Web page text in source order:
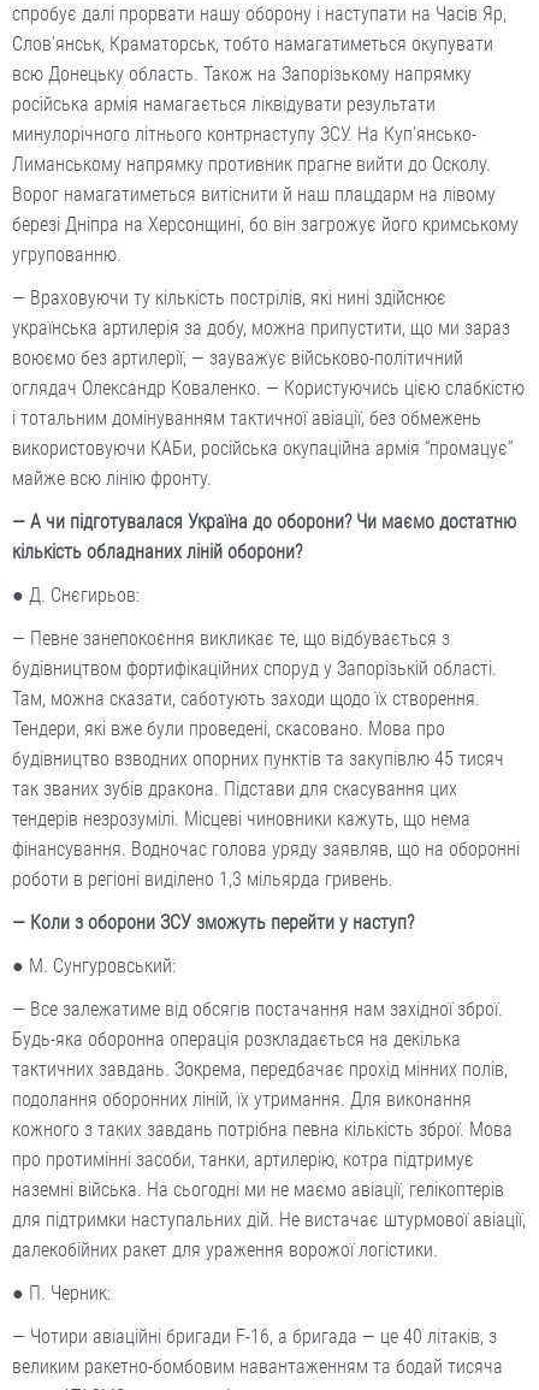
спробує далі прорвати нашу оборону і наступати на Часів Яр,
Слов’янськ, Краматорськ, тобто намагатиметься окупувати
всю Донецьку область. Також на Запорізькому напрямку
російська армія намагається ліквідувати результати
минулорічного літнього контрнаступу ЗСУ. На Куп’янсько-
Лиманському напрямку противник прагне вийти до Осколу.
Ворог намагатиметься витіснити й наш плацдарм на лівому
березі Дніпра на Херсонщині, бо він загрожує його кримському
угрупованню.
— Враховуючи ту кількість пострілів, які нині здійснює
українська артилерія за добу, можна припустити, що ми зараз
воюємо без артилерії, — зауважує військово-політичний
оглядач Олександр Коваленко. — Користуючись цією слабкістю
і тотальним домінуванням тактичної авіації, без обмежень
використовуючи КАБи, російська окупаційна армія “промацує”
майже всю лінію фронту.
— А чи підготувалася Україна до оборони? Чи маємо достатню
кількість обладнаних ліній оборони?
● Д. Снєгирьов:
— Певне занепокоєння викликає те, що відбувається з
будівництвом фортифікаційних споруд у Запорізькій області.
Там, можна сказати, саботують заходи щодо їх створення.
Тендери, які вже були проведені, скасовано. Мова про
будівництво взводних опорних пунктів та закупівлю 45 тисяч
так званих зубів дракона. Підстави для скасування цих
тендерів незрозумілі. Місцеві чиновники кажуть, що нема
фінансування. Водночас голова уряду заявляв, що на оборонні
роботи в регіоні виділено 1,3 мільярда гривень.
— Коли з оборони ЗСУ зможуть перейти у наступ?
● М. Сунгуровський:
— Все залежатиме від обсягів постачання нам західної зброї.
Будь-яка оборонна операція розкладається на декілька
тактичних завдань. Зокрема, передбачає прохід мінних полів,
подолання оборонних ліній, їх утримання. Для виконання
кожного з таких завдань потрібна певна кількість зброї. Мова
про протимінні засоби, танки, артилерію, котра підтримує
наземні війська. На сьогодні ми не маємо авіації, гелікоптерів
для підтримки наступальних дій. Не вистачає штурмової авіації,
далекобійних ракет для ураження ворожої логістики.
● П. Черник:
— Чотири авіаційні бригади F-16, а бригада — це 40 літаків, з
великим ракетно-бомбовим навантаженням та бодай тисяча